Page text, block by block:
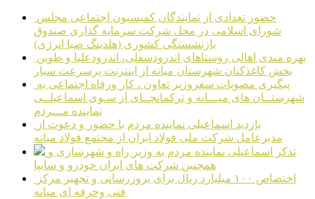
شورای اسلامی در محل شرکت سرمایه گذاری صندوق
بازنشستگی کشوری (هلدینگ صبا انرژی)
بخش کاغذکنان شهرستان میانه از اینترنت پرسرعت سیار
شهرستــان های میـــانه و ترکمانچــای از سـوی اسماعیلــی
نماینده مـــردم
مدیرعامل شرکت ملی فولاد ایران از مجتمع فولاد میانه
همچنین شرکت های ایران خودرو و سایپا
فنی وحرفه ای میانه